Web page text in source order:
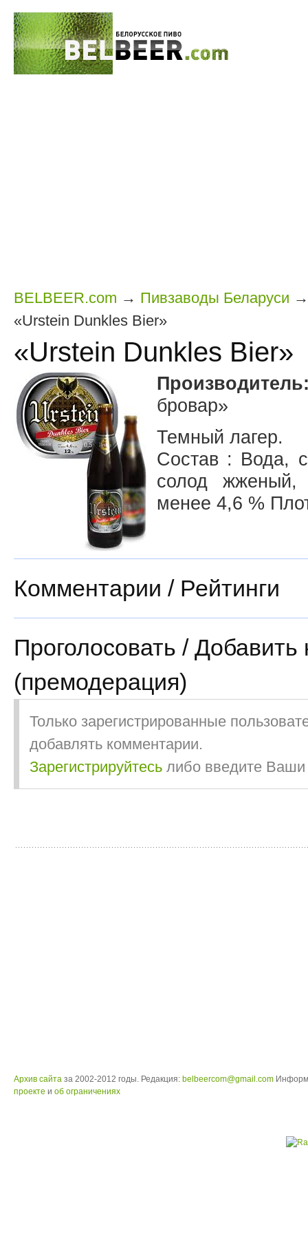
BELBEER.com → Пивзаводы Беларуси
«Urstein Dunkles Bier»
«Urstein Dunkles Bier»
бровар»
Темный лагер.
Состав : Вода,
солод
менее 4,6 %
Комментарии / Рейтинги
Проголосовать /
(премодерация)
Только зарегистрированные
добавлять комментарии.
Зарегистрируйтесь либо введите
Архив сайта за 2002-2012 годы. Редакция: belbeercom@gmail.com
проекте и об ограничениях